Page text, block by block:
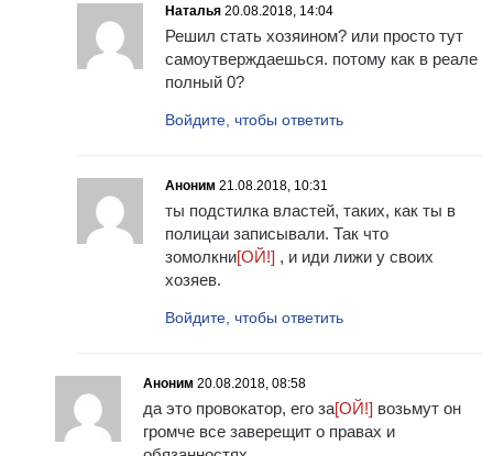
Наталья 20.08.2018, 14:04
Решил стать хозяином? или просто тут
самоутверждаешься. потому как в реале
полный 0?
Войдите, чтобы ответить
Аноним 21.08.2018, 10:31
ты подстилка властей, таких, как ты в
полицаи записывали. Так что
зомолкни[ОЙ!] , и иди лижи у своих
хозяев.
Войдите, чтобы ответить
Аноним 20.08.2018, 08:58
да это провокатор, его за[ОЙ!] возьмут он
громче все заверещит о правах и